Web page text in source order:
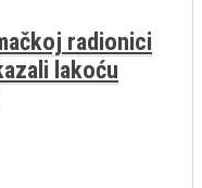
radionici
lakoću